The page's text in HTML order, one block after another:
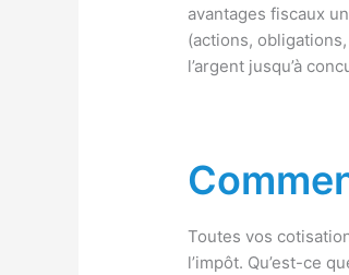
avantages fiscaux
(actions,
l’argent jusqu’à
Toutes vos
l’impôt. Qu’est-ce